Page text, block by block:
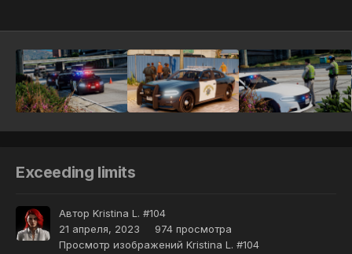
Exceeding limits
Автор Kristina L. #104
21 апреля, 2023
974 просмотра
Просмотр изображений Kristina L. #104